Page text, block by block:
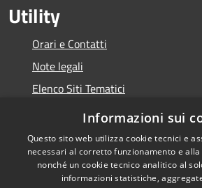
Utility
Orari e Contatti
Note legali
Elenco Siti Tematici
Informazioni sui
Questo sito web utilizza cookie tecnici e
necessari al corretto funzionamento e
nonché un cookie tecnico analitico al
informazioni statistiche,